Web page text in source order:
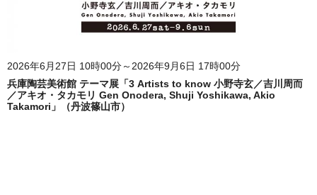
2026年6月27日 10時00分～2026年9月6日 17時00分
兵庫陶芸美術館 テーマ展「3 Artists to know 小野寺玄／吉川周而
／アキオ・タカモリ Gen Onodera, Shuji Yoshikawa, Akio
Takamori」（丹波篠山市）